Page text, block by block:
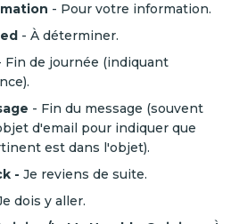
- Pour votre information.
- À déterminer.
Fin de journée (indiquant
- Fin du message (souvent
d'email pour indiquer que
est dans l'objet).
- Je reviens de suite.
dois y aller.